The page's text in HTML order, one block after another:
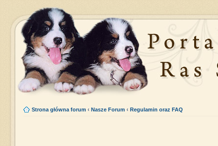
Strona główna forum ‹ Nasze Forum ‹ Regulamin oraz FAQ